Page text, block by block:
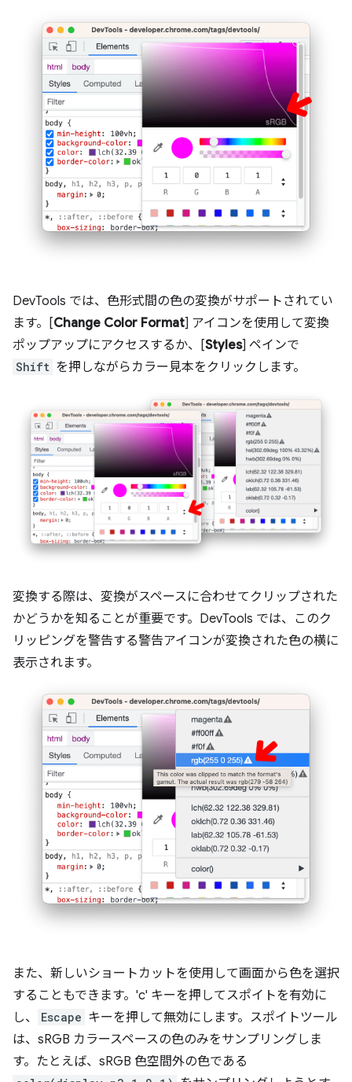
DevTools では、色形式間の色の変換がサポートされてい
ます。[Change Color Format] アイコンを使用して変換
ポップアップにアクセスするか、[Styles] ペインで
Shift を押しながらカラー見本をクリックします。
変換する際は、変換がスペースに合わせてクリップされた
かどうかを知ることが重要です。DevTools では、このク
リッピングを警告する警告アイコンが変換された色の横に
表示されます。
また、新しいショートカットを使用して画面から色を選択
することもできます。'c' キーを押してスポイトを有効に
し、
Escape キーを押して無効にします。スポイトツール
は、sRGB カラースペースの色のみをサンプリングしま
す。たとえば、sRGB 色空間外の色である